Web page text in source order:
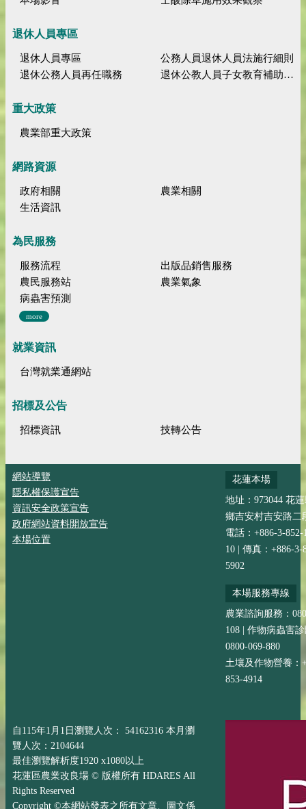
退休人員專區
退休人員專區
公務人員退休人員法施行細則
退休公務人員再任職務
退休公教人員子女教育補助規定
重大政策
農業部重大政策
網路資源
政府相關
農業相關
生活資訊
為民服務
服務流程
出版品銷售服務
農民服務站
農業氣象
病蟲害預測
more
就業資訊
台灣就業通網站
招標及公告
招標資訊 技轉公告
網站導覽
隱私權保護宣告
資訊安全政策宣告
政府網站資料開放宣告
本場位置
花蓮本場
地址：973044 花
鄉吉安村吉安路二
電話：+886-3-852-
10 | 傳真：+886-3-
5902
本場服務專線
農業諮詢服務：
108 | 作物病蟲害
0800-069-880
土壤及作物營養：
853-4914
自115年1月1日瀏覽人次： 54162316 本月瀏
覽人次：2104644
最佳瀏覽解析度1920 x1080以上
花蓮區農業改良場 © 版權所有 HDARES All
Rights Reserved
Copyright ©本網站發表之所有文章、圖文係